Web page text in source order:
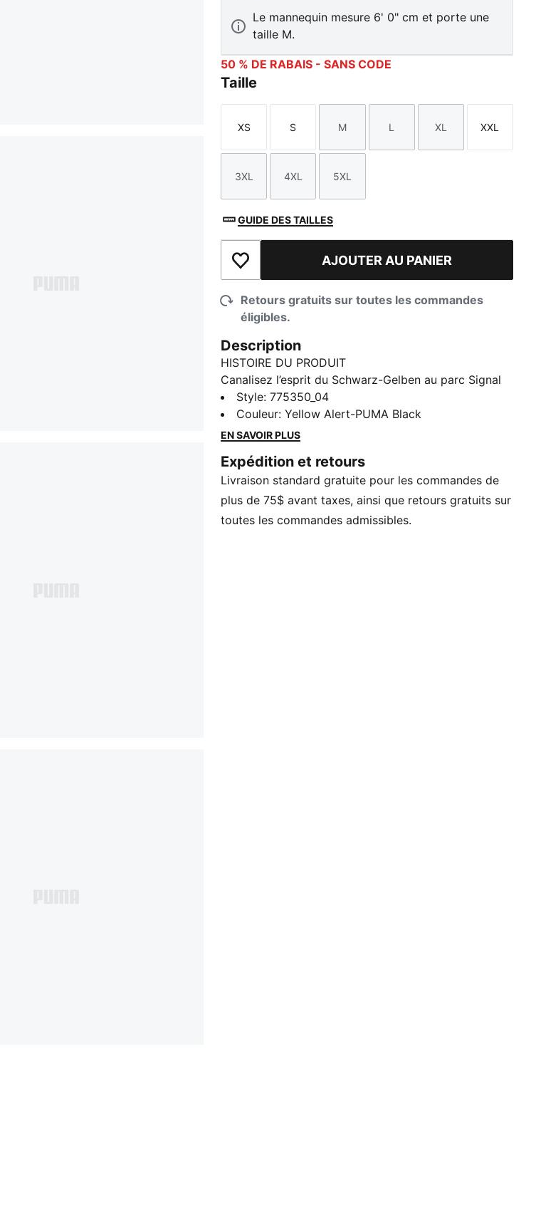
Le mannequin mesure 6' 0" cm et porte une
taille M.
50 % DE RABAIS - SANS CODE
Taille
Taille
XS
Taille
S
Taille
M
Taille
L
Taille
XL
Taille
XXL
Taille
3XL
Taille
4XL
Taille
5XL
GUIDE DES TAILLES
Ajouter à la liste de souhaits
AJOUTER AU PANIER
Retours gratuits sur toutes les commandes
éligibles.
Description
HISTOIRE DU PRODUIT
Canalisez l’esprit du Schwarz-Gelben au parc Signal
Iduna avec cet ensemble anniversaire. Doté de
l’insigne BVB, du logo PUMA Cat et d’élégants
panneaux en maille, ce maillot rend hommage aux
avec style.
CARACTÉRISTIQUES ET AVANTAGES
Dans le cadre du programme RE:FIBRE, ce vêtement
est composé d’au moins 95 % de matières recyclées
Style:775350_04
Couleur:Yellow Alert-PUMA Black
EN SAVOIR PLUS
Expédition et retours
Livraison standard gratuite pour les commandes de
plus de 75$ avant taxes, ainsi que retours gratuits sur
toutes les commandes admissibles.